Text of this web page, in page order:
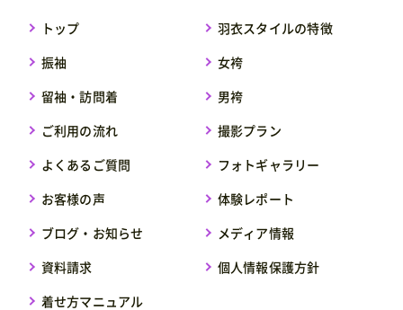
トップ
羽衣スタイルの特徴
振袖
女袴
留袖・訪問着
男袴
ご利用の流れ
撮影プラン
よくあるご質問
フォトギャラリー
お客様の声
体験レポート
ブログ・お知らせ
メディア情報
資料請求
個人情報保護方針
着せ方マニュアル